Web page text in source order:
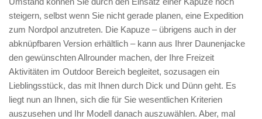
steigern, selbst wenn Sie nicht gerade planen, eine Expedition
zum Nordpol anzutreten. Die Kapuze – übrigens auch in der
abknüpfbaren Version erhältlich – kann aus Ihrer Daunenjacke
den gewünschten Allrounder machen, der Ihre Freizeit
Aktivitäten im Outdoor Bereich begleitet, sozusagen ein
Lieblingsstück, das mit Ihnen durch Dick und Dünn geht. Es
liegt nun an Ihnen, sich die für Sie wesentlichen Kriterien
auszusehen und Ihr Modell danach auszuwählen. Aber, mal